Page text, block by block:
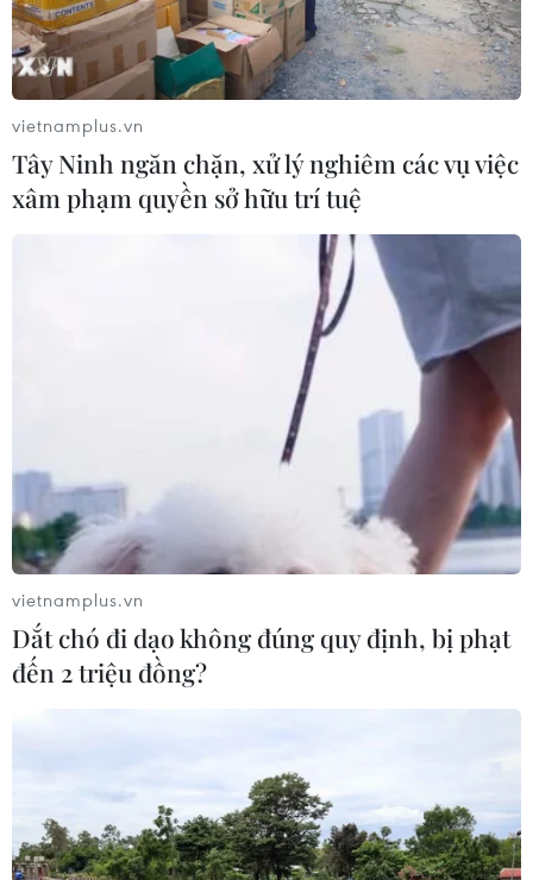
Tây đầu tiên tiến thêm một bước trong quan hệ
với nền quân chủ Vùng Vịnh này sau vài năm
nguội lạnh. Để biện minh cho điều này, người
đứng đầu nhà nước Pháp đã lập luận rằng cần
phải đối thoại với Saudi Arabia, “quốc gia lớn
nhất vùng Vịnh về quy mô,” để có thể “kiến tạo
ổn định” cho khu vực./.
(Vietnam+)
Hy Lạp
vietnamplus.vn
Tây Ninh ngăn chặn, xử lý nghiêm các vụ việc
xâm phạm quyền sở hữu trí tuệ
vietnamplus.vn
Dắt chó đi dạo không đúng quy định, bị phạt
đến 2 triệu đồng?